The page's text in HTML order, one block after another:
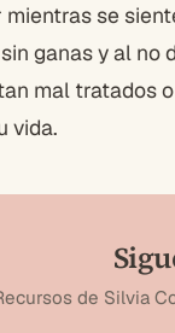
se
ganas y al no
mal tratados
vida.
de Silvia